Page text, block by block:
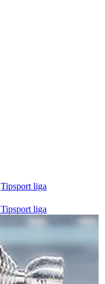
Tipsport liga
Tipsport liga